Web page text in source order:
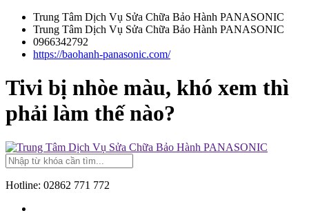
Trung Tâm Dịch Vụ Sửa Chữa Bảo Hành PANASONIC
Trung Tâm Dịch Vụ Sửa Chữa Bảo Hành PANASONIC
0966342792
https://baohanh-panasonic.com/
Tivi bị nhòe màu, khó xem thì
phải làm thế nào?
Hotline: 02862 771 772